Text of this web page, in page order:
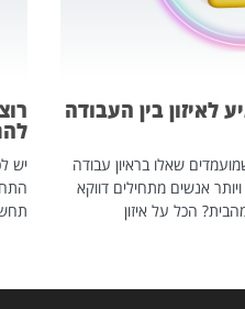
בין העבודה
שאלו בראיון עבודה
אנשים מתחילים דווקא
הכל על איזון
יש